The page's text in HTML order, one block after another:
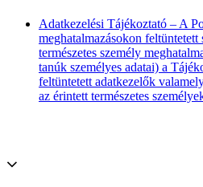
Adatkezelési Tájékoztató – A
meghatalmazásokon feltüntetett
természetes személy
tanúk személyes adatai) a
feltüntetett adatkezelők
az érintett természetes